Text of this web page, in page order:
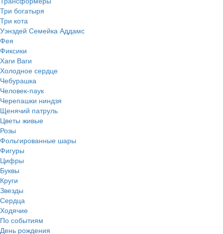
Три богатыря
Три кота
Уэнздей Семейка Аддамс
Фея
Фиксики
Хаги Ваги
Холодное сердце
Чебурашка
Человек-паук
Черепашки ниндзя
Щенячий патруль
Цветы живые
Розы
Фольгированные шары
Фигуры
Цифры
Буквы
Круги
Звезды
Сердца
Ходячие
По событиям
День рождения